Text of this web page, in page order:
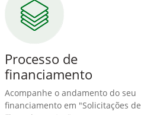
Processo de
financiamento
Acompanhe o andamento do seu
financiamento em "Solicitações de